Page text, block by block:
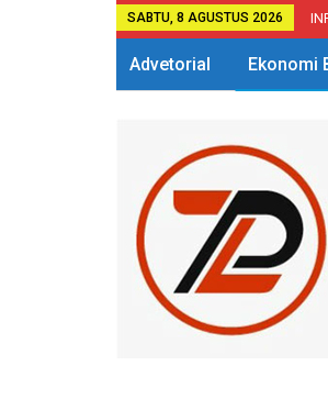
SABTU, 8 AGUSTUS 2026
Advetorial Ekonomi